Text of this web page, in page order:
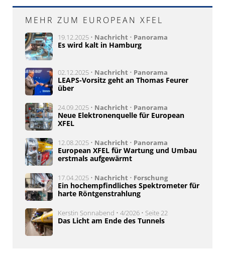
MEHR ZUM EUROPEAN XFEL
19.12.2025 • Nachricht • Panorama
Es wird kalt in Hamburg
02.12.2025 • Nachricht • Panorama
LEAPS-Vorsitz geht an Thomas Feurer
über
24.09.2025 • Nachricht • Panorama
Neue Elektronenquelle für European
XFEL
12.08.2025 • Nachricht • Panorama
European XFEL für Wartung und Umbau
erstmals aufgewärmt
17.04.2025 • Nachricht • Forschung
Ein hochempfindliches Spektrometer für
harte Röntgenstrahlung
Kerstin Sonnabend • 4/2026 • Seite 22
Das Licht am Ende des Tunnels